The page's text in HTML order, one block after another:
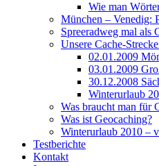
Wie man
München – Venedig:
Spreeradweg mal als
Unsere Cache-
02.01.2009
03.01.2009
30.12.2008
Winterurlaub
Was braucht man für
Was ist Geocaching?
Winterurlaub 2010 –
Testberichte
Kontakt